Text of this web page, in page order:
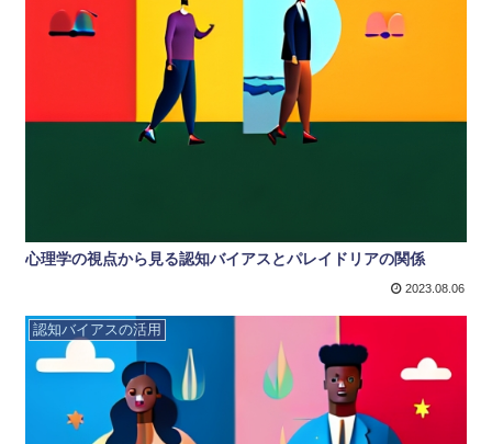
心理学の視点から見る認知バイアスとパレイドリアの関係
2023.08.06
認知バイアスの活用